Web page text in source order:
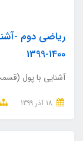
ریاضی دوم -
1400-1399
آشنایی با پول